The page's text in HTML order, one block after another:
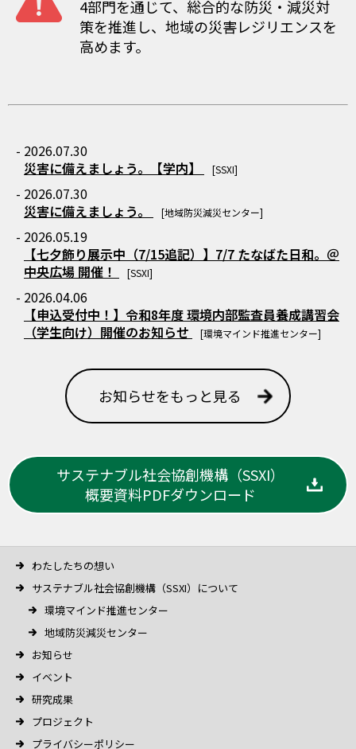
4部門を通じて、総合的な防災・減災対
策を推進し、地域の災害レジリエンスを
高めます。
- 2026.07.30
災害に備えましょう。【学内】
[SSXI]
- 2026.07.30
災害に備えましょう。
[地域防災減災センター]
- 2026.05.19
【七夕飾り展示中（7/15追記）】7/7 たなばた日和。＠
中央広場 開催！
[SSXI]
- 2026.04.06
【申込受付中！】令和8年度 環境内部監査員養成講習会
（学生向け）開催のお知らせ
[環境マインド推進センター]
お知らせをもっと見る
サステナブル社会協創機構（SSXI）
概要資料PDFダウンロード
わたしたちの想い
サステナブル社会協創機構（SSXI）について
環境マインド推進センター
地域防災減災センター
お知らせ
イベント
研究成果
プロジェクト
プライバシーポリシー